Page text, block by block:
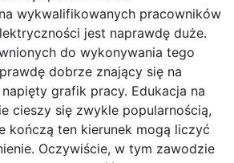
wykwalifikowanych pracowników
jest naprawdę duże.
do wykonywania tego
dobrze znający się na
grafik pracy. Edukacja na
cieszy się zwykle popularnością,
kończą ten kierunek mogą liczyć
Oczywiście, w tym zawodzie